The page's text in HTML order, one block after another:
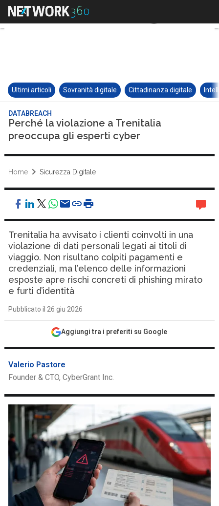
Ultimi articoli Sovranità digitale Cittadinanza digitale
DATABREACH
Perché la violazione a Trenitalia
preoccupa gli esperti cyber
Home Sicurezza Digitale
Trenitalia ha avvisato i clienti coinvolti in una
violazione di dati personali legati ai titoli di
viaggio. Non risultano colpiti pagamenti e
credenziali, ma l’elenco delle informazioni
esposte apre rischi concreti di phishing mirato
e furti d’identità
Pubblicato il 26 giu 2026
Aggiungi tra i preferiti su Google
Valerio Pastore
Founder & CTO, CyberGrant Inc.